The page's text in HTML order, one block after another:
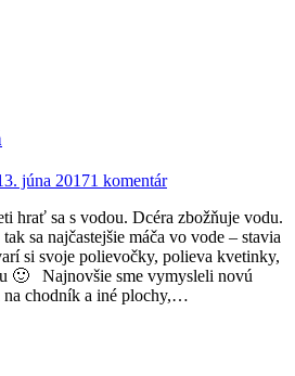
júna 20171 komentár
hrať sa s vodou. Dcéra zbožňuje vodu.
sa najčastejšie máča vo vode – stavia
si svoje polievočky, polieva kvetinky,
🙂 Najnovšie sme vymysleli novú
na chodník a iné plochy,…